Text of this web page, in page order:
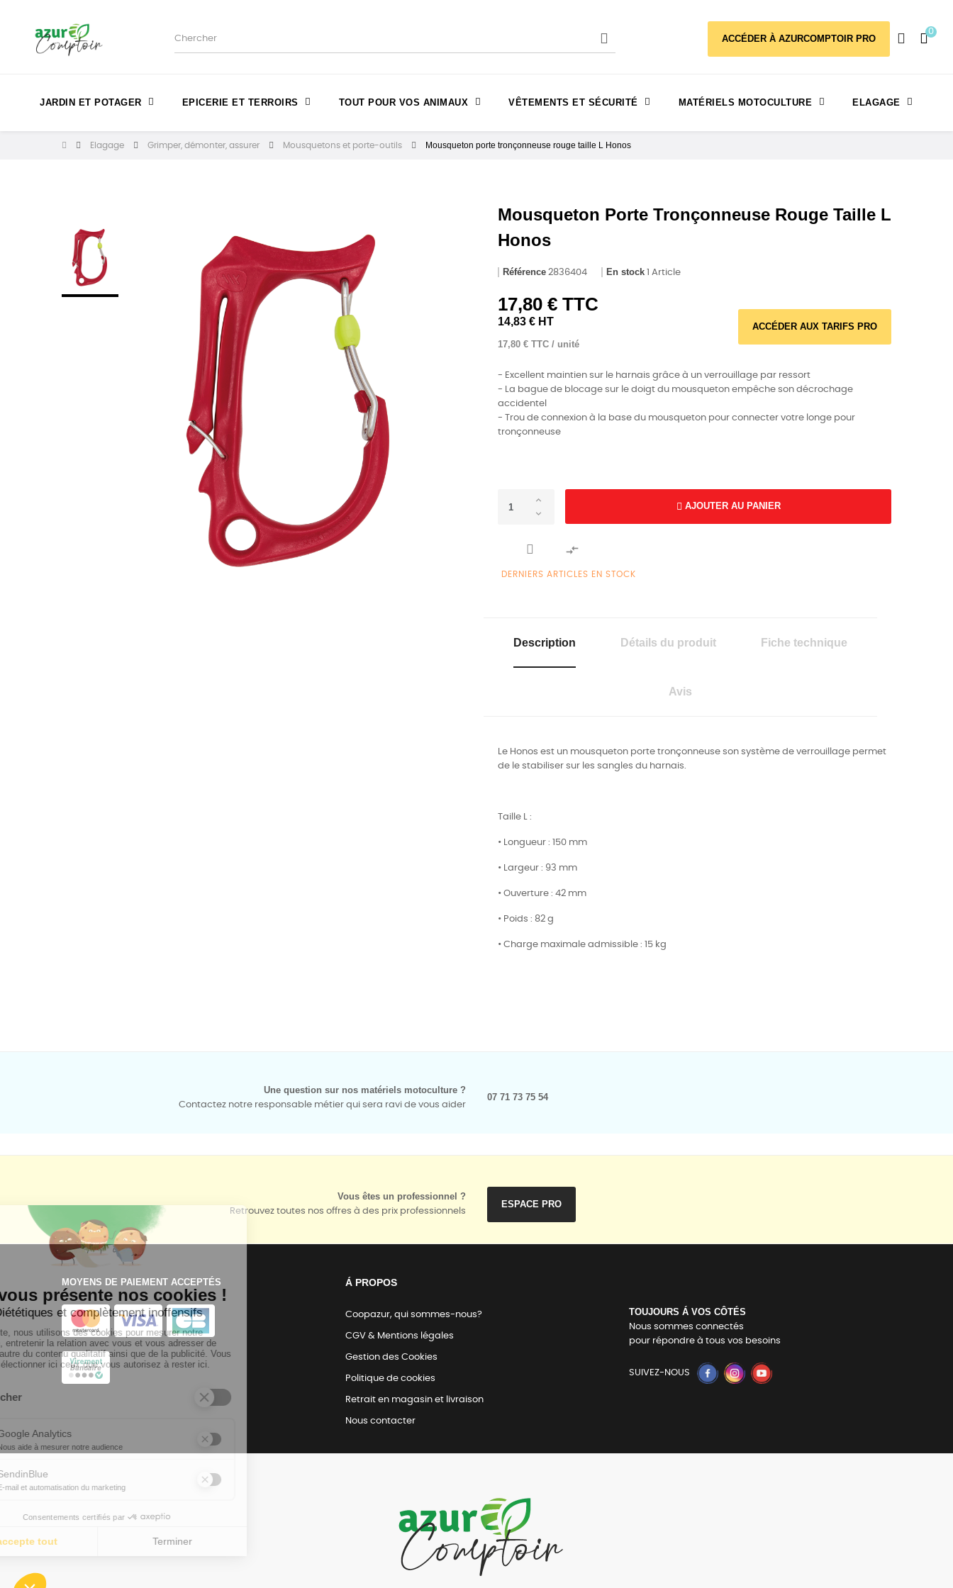
ACCÉDER À AZURCOMPTOIR PRO
0
JARDIN ET POTAGER EPICERIE ET TERROIRS TOUT POUR VOS ANIMAUX VÊTEMENTS ET SÉCURITÉ MATÉRIELS MOTOCULTURE ELAGAGE
Elagage Grimper, démonter, assurer Mousquetons et porte-outils Mousqueton porte tronçonneuse rouge taille L Honos
Mousqueton Porte Tronçonneuse Rouge Taille L
Honos
Référence 2836404 En stock 1 Article
17,80 € TTC
14,83 € HT
17,80 € TTC / unité
ACCÉDER AUX TARIFS PRO
- Excellent maintien sur le harnais grâce à un verrouillage par ressort
- La bague de blocage sur le doigt du mousqueton empêche son décrochage
accidentel
- Trou de connexion à la base du mousqueton pour connecter votre longe pour
tronçonneuse
AJOUTER AU PANIER

DERNIERS ARTICLES EN STOCK
Description Détails du produit Fiche technique
Avis
Le Honos est un mousqueton porte tronçonneuse son système de verrouillage permet
de le stabiliser sur les sangles du harnais.
Taille L :
• Longueur : 150 mm
• Largeur : 93 mm
• Ouverture : 42 mm
• Poids : 82 g
• Charge maximale admissible : 15 kg
Une question sur nos matériels motoculture ?
Contactez notre responsable métier qui sera ravi de vous aider
07 71 73 75 54
Vous êtes un professionnel ?
Retrouvez toutes nos offres à des prix professionnels
ESPACE PRO
MOYENS DE PAIEMENT ACCEPTÉS Á PROPOS
Coopazur, qui sommes-nous?
CGV & Mentions légales
Gestion des Cookies
Politique de cookies
Retrait en magasin et livraison
Nous contacter
TOUJOURS Á VOS CÔTÉS
Nous sommes connectés
pour répondre à tous vos besoins
SUIVEZ-NOUS